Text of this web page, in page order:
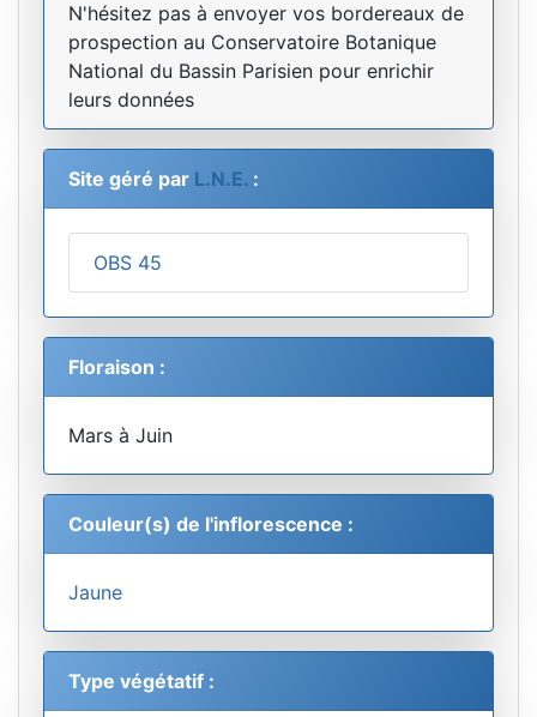
N'hésitez pas à envoyer vos bordereaux de
prospection au Conservatoire Botanique
National du Bassin Parisien pour enrichir
leurs données
Site géré par L.N.E. :
OBS 45
Floraison :
Mars à Juin
Couleur(s) de l'inflorescence :
Jaune
Type végétatif :